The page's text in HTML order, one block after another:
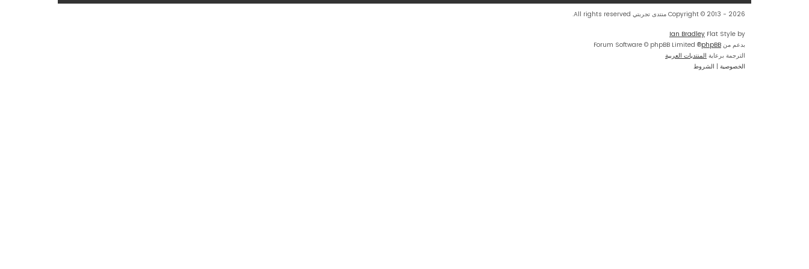
Copyright © 2013 - 2026 منتدى تجربتي All rights reserved.
Flat Style by
Ian Bradley
بدعم من phpBB
® Forum Software © phpBB Limited
الترجمة برعاية المنتديات العربية
الخصوصية | الشروط